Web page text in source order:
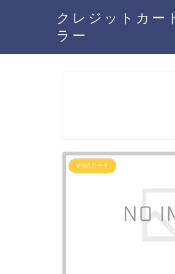
クレジットカー
ラー
VISAカード